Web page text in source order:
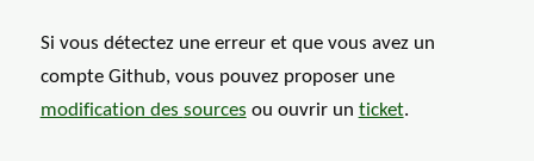
Si vous détectez une erreur et que vous avez un
compte Github, vous pouvez proposer une
modification des sources ou ouvrir un ticket.